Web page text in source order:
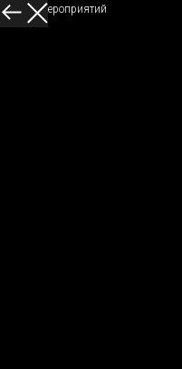
Больше мероприятий